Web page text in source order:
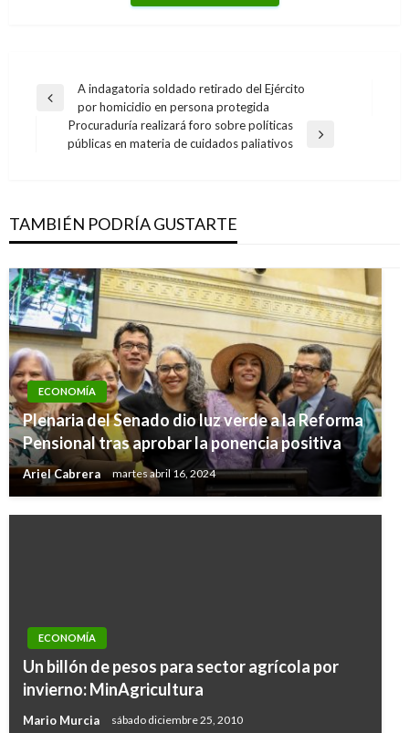
Navegación
entradas
Entrada
anterior
A indagatoria soldado retirado del Ejército
por homicidio en persona protegida
Entrada
Procuraduría realizará foro sobre políticas
públicas en materia de cuidados paliativos
TAMBIÉN PODRÍA GUSTARTE
ECONOMÍA
Plenaria del Senado dio luz verde a la Reforma
Pensional tras aprobar la ponencia positiva
Ariel Cabrera martes abril 16, 2024
ECONOMÍA
Un billón de pesos para sector agrícola por
invierno: MinAgricultura
Mario Murcia sábado diciembre 25, 2010